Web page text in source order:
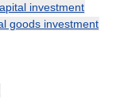
investment
goods investment